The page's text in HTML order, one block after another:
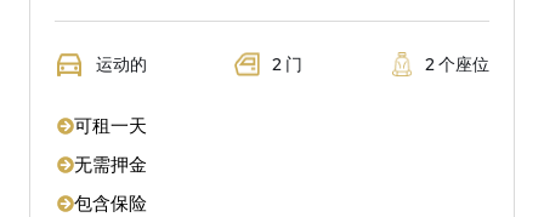
运动的 2 门 2 个座位
可租一天
无需押金
包含保险